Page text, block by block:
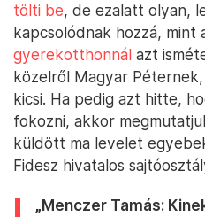
tölti be, de ezalatt olyan,
kapcsolódnak hozzá, mint
gyerekotthonnál azt
közelről Magyar
kicsi. Ha pedig azt hitte,
fokozni, akkor
küldött ma levelet
Fidesz hivatalos
„Menczer Tamás: